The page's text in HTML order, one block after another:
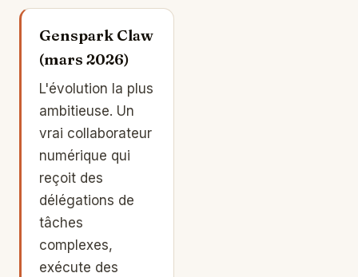
Genspark Claw
(mars 2026)
L'évolution la plus
ambitieuse. Un
vrai collaborateur
numérique qui
reçoit des
délégations de
tâches
complexes,
exécute des